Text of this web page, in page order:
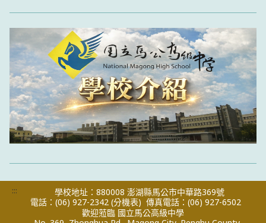
:::
學校地址：880008 澎湖縣馬公市中華路369號
電話：(06) 927-2342 (分機表) 傳真電話：(06) 927-6502
歡迎蒞臨 國立馬公高級中學